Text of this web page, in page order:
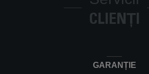
Aspirator fără sac Compact Power XXL
Aspirator fara sac Compact Power XXL
CLIENȚI
GARANȚIE